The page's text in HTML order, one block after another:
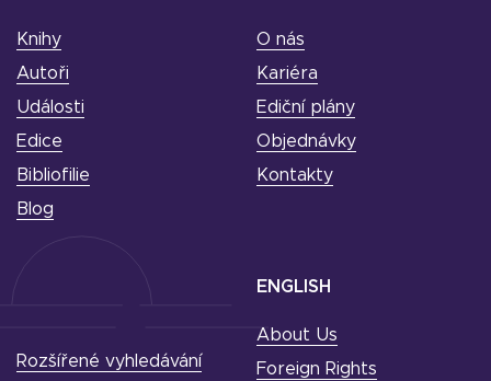
Knihy
Autoři
Události
Edice
Bibliofilie
Blog
O nás
Kariéra
Ediční plány
Objednávky
Kontakty
ENGLISH
About Us
Foreign Rights
Rozšířené vyhledávání